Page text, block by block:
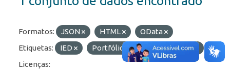
Formatos: JSON HTML
OData
Etiquetas:
IED Portfólio ROF
RDE
Licenças: